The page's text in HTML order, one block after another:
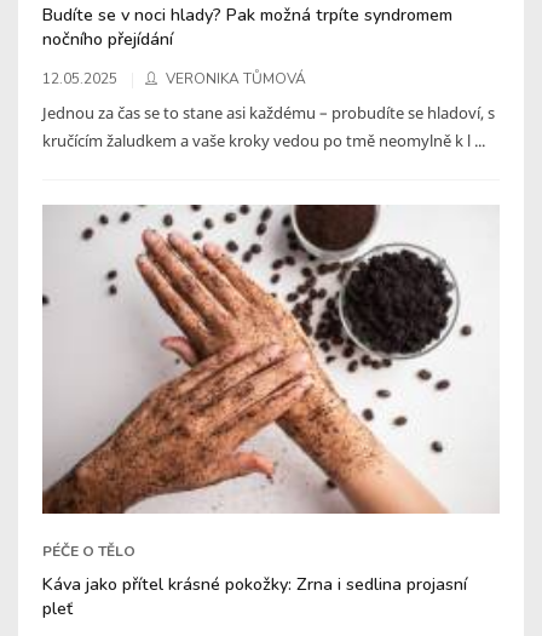
Budíte se v noci hlady? Pak možná trpíte syndromem
nočního přejídání
12.05.2025 VERONIKA TŮMOVÁ
Jednou za čas se to stane asi každému – probudíte se hladoví, s
kručícím žaludkem a vaše kroky vedou po tmě neomylně k l ...
PÉČE O TĚLO
Káva jako přítel krásné pokožky: Zrna i sedlina projasní
pleť